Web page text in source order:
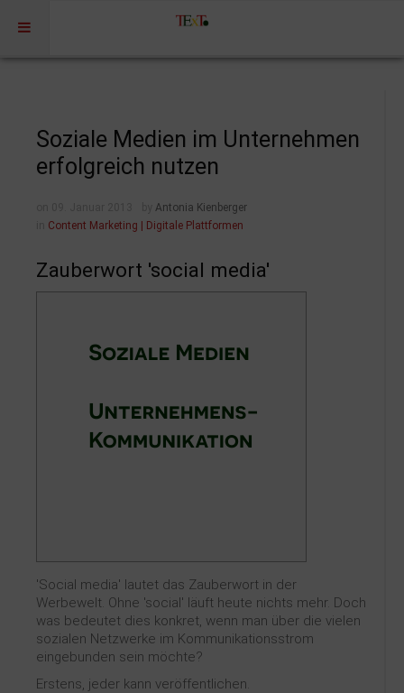
Portfolio
Projekte Kulturmarketing
Medien | Öffentlichkeit | Kundenkommunikation
Rechtssicherheit
Soziale Medien im Unternehmen
erfolgreich nutzen
Antonia Kienberger
Content Marketing | Digitale Plattformen
Zauberwort 'social media'
'Social media' lautet das Zauberwort in der
Werbewelt. Ohne 'social' läuft heute nichts mehr. Doch
was bedeutet dies konkret, wenn man über die vielen
sozialen Netzwerke im Kommunikationsstrom
eingebunden sein möchte?
Erstens, jeder kann veröffentlichen.